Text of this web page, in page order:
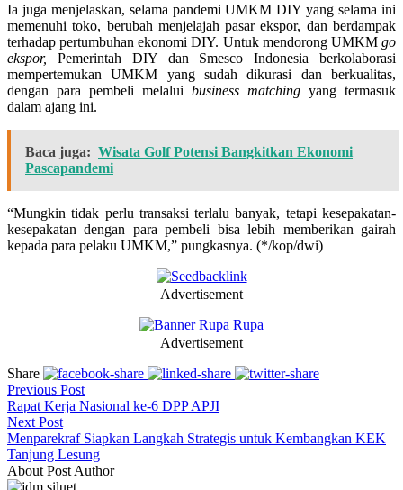
Ia juga menjelaskan, selama pandemi UMKM DIY yang selama ini
memenuhi toko, berubah menjelajah pasar ekspor, dan berdampak
terhadap pertumbuhan ekonomi DIY. Untuk mendorong UMKM go
ekspor, Pemerintah DIY dan Smesco Indonesia berkolaborasi
mempertemukan UMKM yang sudah dikurasi dan berkualitas,
dengan para pembeli melalui business matching yang termasuk
dalam ajang ini.
Baca juga: Wisata Golf Potensi Bangkitkan Ekonomi
Pascapandemi
“Mungkin tidak perlu transaksi terlalu banyak, tetapi kesepakatan-
kesepakatan dengan para pembeli bisa lebih memberikan gairah
kepada para pelaku UMKM,” pungkasnya. (*/kop/dwi)
Advertisement
Advertisement
Share
Previous Post
Rapat Kerja Nasional ke-6 DPP APJI
Next Post
Menparekraf Siapkan Langkah Strategis untuk Kembangkan KEK
Tanjung Lesung
About Post Author